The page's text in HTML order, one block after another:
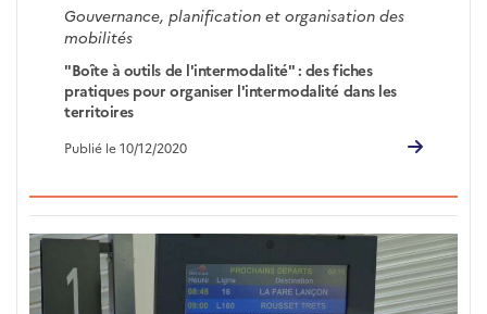
Gouvernance, planification et organisation des
mobilités
"Boîte à outils de l'intermodalité" : des fiches
pratiques pour organiser l'intermodalité dans les
territoires
Publié le 10/12/2020